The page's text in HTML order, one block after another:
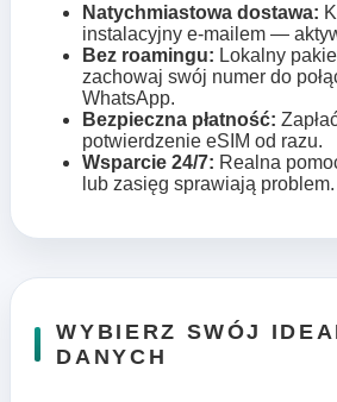
Natychmiastowa dostawa:
instalacyjny e-mailem —
Bez roamingu: Lokalny
zachowaj swój numer do
WhatsApp.
Bezpieczna płatność:
potwierdzenie eSIM od razu.
Wsparcie 24/7: Realna
lub zasięg sprawiają problem.
WYBIERZ SWÓJ
DANYCH